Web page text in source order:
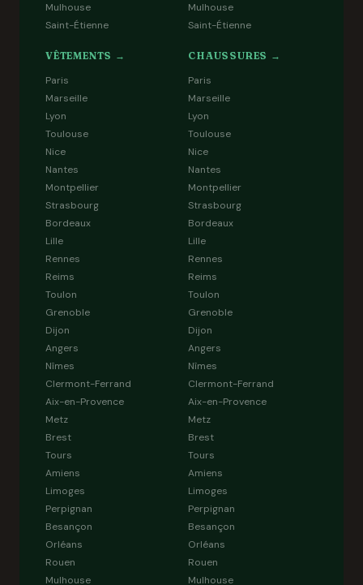
Mulhouse
Saint-Étienne
Mulhouse
Saint-Étienne
VÊTEMENTS →
Paris
Marseille
Lyon
Toulouse
Nice
Nantes
Montpellier
Strasbourg
Bordeaux
Lille
Rennes
Reims
Toulon
Grenoble
Dijon
Angers
Nîmes
Clermont-Ferrand
Aix-en-Provence
Metz
Brest
Tours
Amiens
Limoges
Perpignan
Besançon
Orléans
Rouen
Mulhouse
CHAUSSURES →
Paris
Marseille
Lyon
Toulouse
Nice
Nantes
Montpellier
Strasbourg
Bordeaux
Lille
Rennes
Reims
Toulon
Grenoble
Dijon
Angers
Nîmes
Clermont-Ferrand
Aix-en-Provence
Metz
Brest
Tours
Amiens
Limoges
Perpignan
Besançon
Orléans
Rouen
Mulhouse